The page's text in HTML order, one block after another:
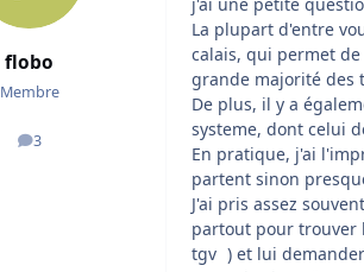
flobo
Membre
3
messages
La plupart d'entre
calais, qui permet
grande majorité des
De plus, il y a
systeme, dont celui
En pratique, j'ai
partent sinon
J'ai pris assez
partout pour trouver
tgv ) et lui